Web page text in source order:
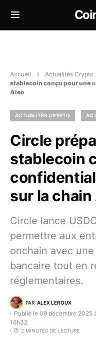
Accueil Actualités Crypto
stablecoin conçu pour une
Aleo
ACTUALITÉS CRYPTO
Circle
stablecoin
sur la chain
Circle lance
permettre aux
onchain avec
bancaire tout en
réglementaires.
PAR ALEX LEROUX
Publié le 09 décembre 2025
16h32
2 MINUTES DE LECTURE